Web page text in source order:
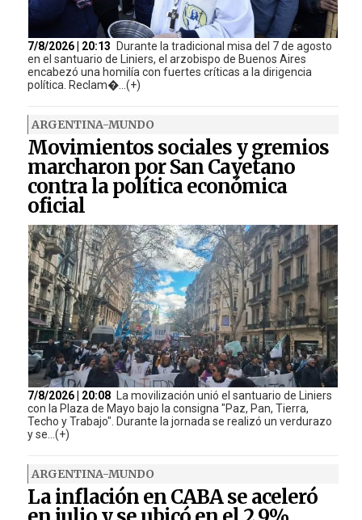
7/8/2026 | 20:13
Durante la tradicional misa del 7 de agosto
en el santuario de Liniers, el arzobispo de Buenos Aires
encabezó una homilía con fuertes críticas a la dirigencia
política. Reclam�...(+)
ARGENTINA-MUNDO
Movimientos sociales y gremios
marcharon por San Cayetano
contra la política económica
oficial
7/8/2026 | 20:08 La movilización unió el santuario de Liniers
con la Plaza de Mayo bajo la consigna "Paz, Pan, Tierra,
Techo y Trabajo". Durante la jornada se realizó un verdurazo
y se...(+)
ARGENTINA-MUNDO
La inflación en CABA se aceleró